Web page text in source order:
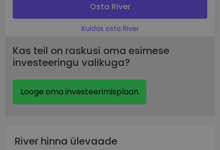
Osta River
Kuidas osta River
Kas teil on raskusi oma esimese
investeeringu valikuga?
Looge oma investeerimisplaan
River hinna ülevaade